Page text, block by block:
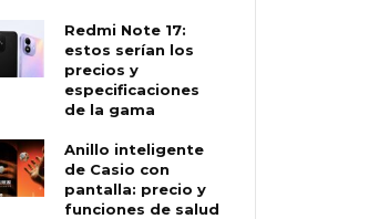
Redmi Note 17:
estos serían los
precios y
especificaciones
de la gama
Anillo inteligente
de Casio con
pantalla: precio y
funciones de salud